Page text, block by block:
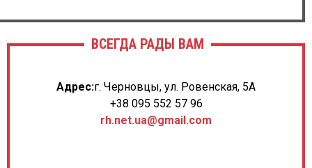
ВСЕГДА РАДЫ ВАМ
Адрес:г. Черновцы, ул. Ровенская, 5А
+38 095 552 57 96
rh.net.ua@gmail.com